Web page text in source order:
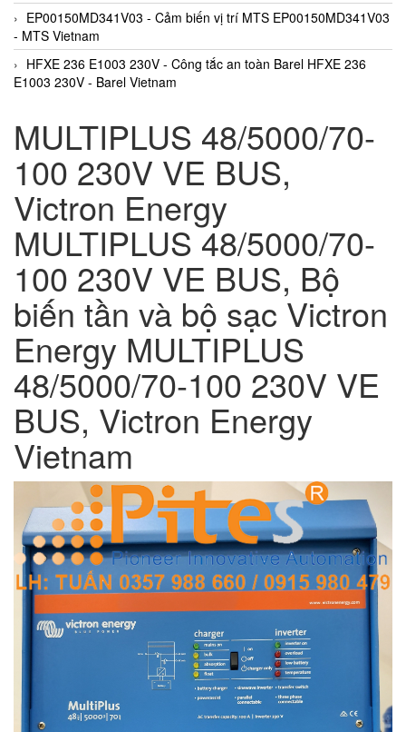
EP00150MD341V03 - Cảm biến vị trí MTS EP00150MD341V03
- MTS Vietnam
HFXE 236 E1003 230V - Công tắc an toàn Barel HFXE 236
E1003 230V - Barel Vietnam
MULTIPLUS 48/5000/70-
100 230V VE BUS,
Victron Energy
MULTIPLUS 48/5000/70-
100 230V VE BUS, Bộ
biến tần và bộ sạc Victron
Energy MULTIPLUS
48/5000/70-100 230V VE
BUS, Victron Energy
Vietnam